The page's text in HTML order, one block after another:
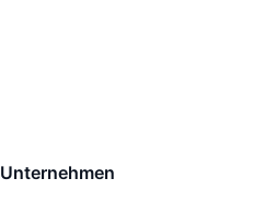
Unternehmen